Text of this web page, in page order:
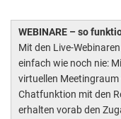
WEBINARE – so
Mit den Live-
einfach wie noch nie:
virtuellen
Chatfunktion mit den
erhalten vorab den